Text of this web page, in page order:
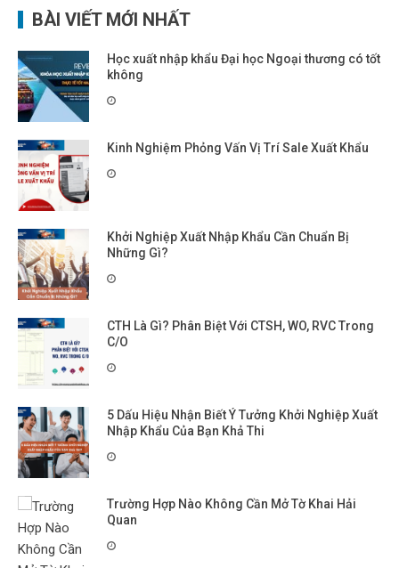
BÀI VIẾT MỚI NHẤT
Học xuất nhập khẩu Đại học Ngoại thương có tốt
không
Kinh Nghiệm Phỏng Vấn Vị Trí Sale Xuất Khẩu
Khởi Nghiệp Xuất Nhập Khẩu Cần Chuẩn Bị
Những Gì?
CTH Là Gì? Phân Biệt Với CTSH, WO, RVC Trong
C/O
5 Dấu Hiệu Nhận Biết Ý Tưởng Khởi Nghiệp Xuất
Nhập Khẩu Của Bạn Khả Thi
Trường Hợp Nào Không Cần Mở Tờ Khai Hải
Quan